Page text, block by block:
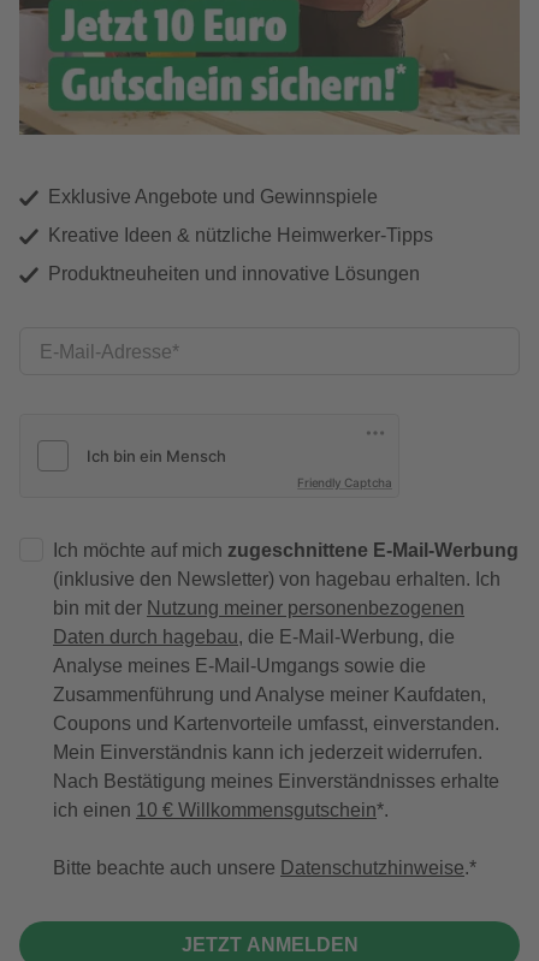
Exklusive Angebote und Gewinnspiele
Kreative Ideen & nützliche Heimwerker-Tipps
Produktneuheiten und innovative Lösungen
E-Mail-Adresse
Friendly Captcha
Ich möchte auf mich zugeschnittene E-Mail-Werbung
(inklusive den Newsletter) von hagebau erhalten. Ich
bin mit der Nutzung meiner personenbezogenen
Daten durch hagebau, die E-Mail-Werbung, die
Analyse meines E-Mail-Umgangs sowie die
Zusammenführung und Analyse meiner Kaufdaten,
Coupons und Kartenvorteile umfasst, einverstanden.
Mein Einverständnis kann ich jederzeit widerrufen.
Nach Bestätigung meines Einverständnisses erhalte
ich einen 10 € Willkommensgutschein*.
Bitte beachte auch unsere Datenschutzhinweise.
JETZT ANMELDEN